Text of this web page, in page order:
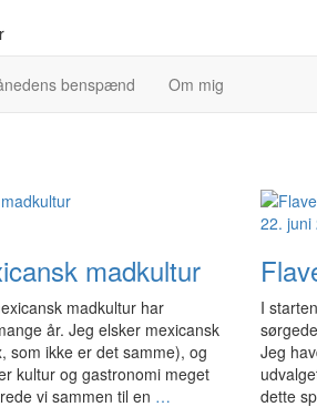
benspænd Om mig
madkultur
madkultur har
år. Jeg elsker mexicansk
som ikke er det samme), og
kultur og gastronomi meget
vi sammen til en …
22. juni
I
Jeg
dette